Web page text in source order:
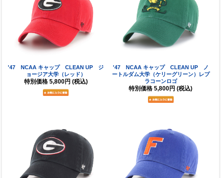
'47 NCAA キャップ CLEAN UP ジ
ョージア大学（レッド）
特別価格 5,800円 (税込)
'47 NCAA キャップ CLEAN UP ノ
ートルダム大学（ケリーグリーン）レプ
ラコーンロゴ
特別価格 5,800円 (税込)